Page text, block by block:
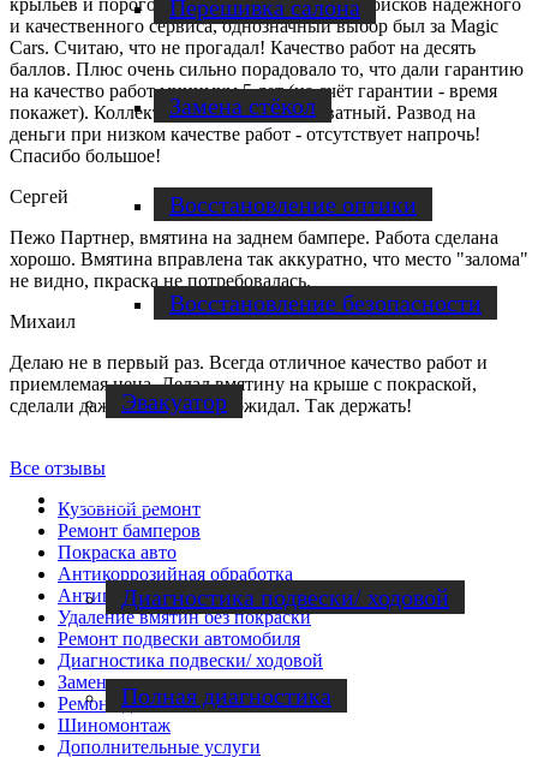
Перешивка салона
Замена стёкол
Восстановление оптики
Восстановление безопасности
Эвакуатор
Диагностика
Диагностика подвески/ ходовой
Полная диагностика
и качественного сервиса, однозначный выбор был за Magic
Cars. Считаю, что не прогадал! Качество работ на десять
баллов. Плюс очень сильно порадовало то, что дали гарантию
на качество работ минимум 5 лет (на счёт гарантии - время
покажет). Коллектив отличный и адекватный. Развод на
деньги при низком качестве работ - отсутствует напрочь!
Спасибо большое!
Сергей
Пежо Партнер, вмятина на заднем бампере. Работа сделана
хорошо. Вмятина вправлена так аккуратно, что место "залома"
не видно, пкраска не потребовалась.
Михаил
Делаю не в первый раз. Всегда отличное качество работ и
приемлемая цена. Делал вмятину на крыше с покраской,
сделали даже быстрее, чем ожидал. Так держать!
Все отзывы
Кузовной ремонт
Ремонт бамперов
Покраска авто
Антикоррозийная обработка
Антигравийная пленка
Удаление вмятин без покраски
Ремонт подвески автомобиля
Диагностика подвески/ ходовой
Замена сцепления
Ремонт двигателя
Шиномонтаж
Дополнительные услуги